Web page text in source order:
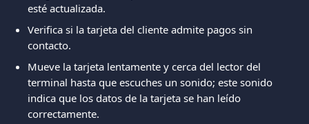
esté actualizada.
Verifica si la tarjeta del cliente admite pagos sin
contacto.
Mueve la tarjeta lentamente y cerca del lector del
terminal hasta que escuches un sonido; este sonido
indica que los datos de la tarjeta se han leído
correctamente.